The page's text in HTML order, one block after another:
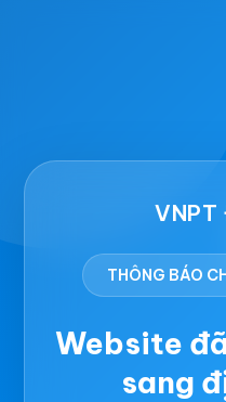
VNPT
THÔNG BÁO
Website
sang